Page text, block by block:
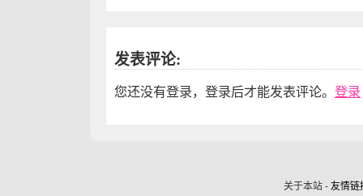
发表评论:
您还没有登录，登录后才能发表评论。 登录
关于本站 - 友情链